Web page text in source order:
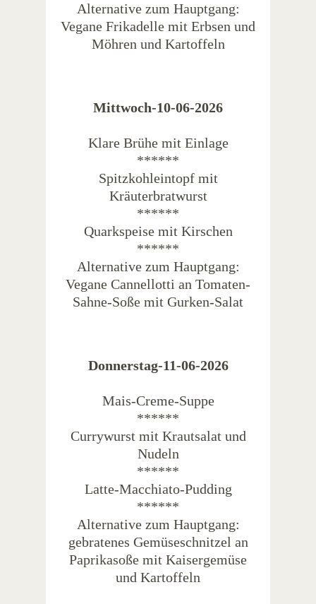
Alternative zum Hauptgang:
Vegane Frikadelle mit Erbsen und
Möhren und Kartoffeln
Mittwoch-10-06-2026
Klare Brühe mit Einlage
******
Spitzkohleintopf mit
Kräuterbratwurst
******
Quarkspeise mit Kirschen
******
Alternative zum Hauptgang:
Vegane Cannellotti an Tomaten-
Sahne-Soße mit Gurken-Salat
Donnerstag-11-06-2026
Mais-Creme-Suppe
******
Currywurst mit Krautsalat und
Nudeln
******
Latte-Macchiato-Pudding
******
Alternative zum Hauptgang:
gebratenes Gemüseschnitzel an
Paprikasoße mit Kaisergemüse
und Kartoffeln